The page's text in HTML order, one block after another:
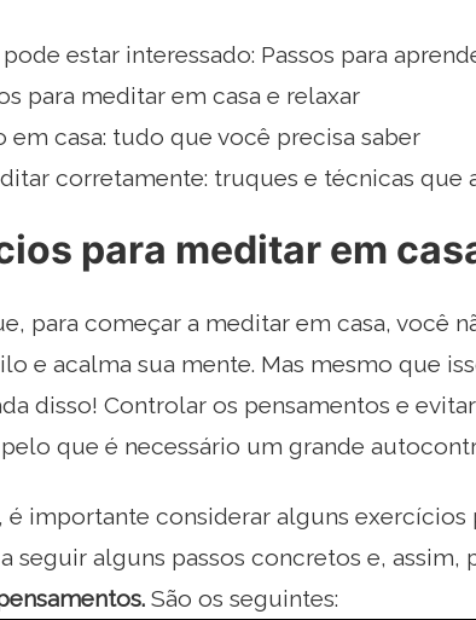
estar interessado: Passos para
para meditar em casa e relaxar
em casa: tudo que você precisa saber
corretamente: truques e técnicas que
para meditar em
para começar a meditar em casa, você
e acalma sua mente. Mas mesmo que
disso! Controlar os pensamentos e
que é necessário um grande
é importante considerar alguns exercícios
seguir alguns passos concretos e, assim,
São os seguintes: